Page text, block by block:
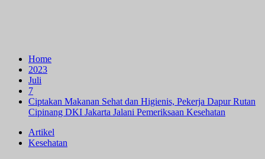
Home
2023
Juli
7
Ciptakan Makanan Sehat dan Higienis, Pekerja Dapur Rutan
Cipinang DKI Jakarta Jalani Pemeriksaan Kesehatan
Artikel
Kesehatan